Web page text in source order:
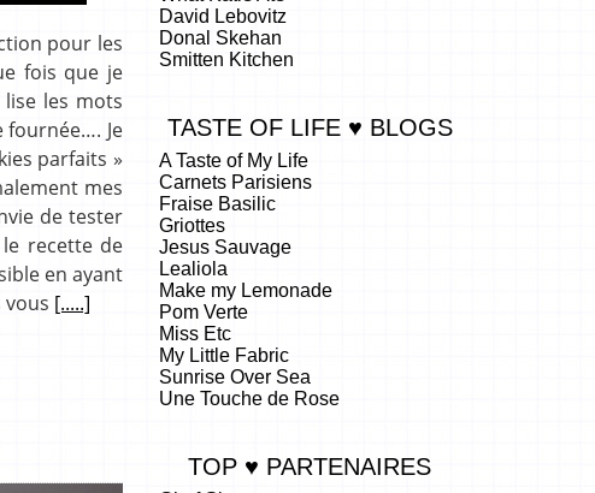
pour les
fois que je
les mots
fournée…. Je
parfaits »
mes
de tester
recette de
en ayant
vous [.....]
David Lebovitz
Donal Skehan
Smitten Kitchen
TASTE OF LIFE ♥ BLOGS
A Taste of My Life
Carnets Parisiens
Fraise Basilic
Griottes
Jesus Sauvage
Lealiola
Make my Lemonade
Pom Verte
Miss Etc
My Little Fabric
Sunrise Over Sea
Une Touche de Rose
TOP ♥ PARTENAIRES